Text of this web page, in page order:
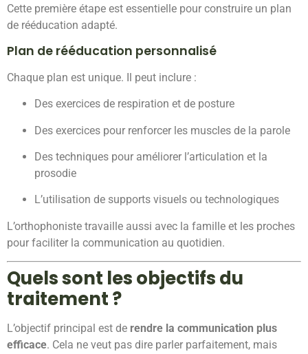
Cette première étape est essentielle pour construire un plan
de rééducation adapté.
Plan de rééducation personnalisé
Chaque plan est unique. Il peut inclure :
Des exercices de respiration et de posture
Des exercices pour renforcer les muscles de la parole
Des techniques pour améliorer l’articulation et la
prosodie
L’utilisation de supports visuels ou technologiques
L’orthophoniste travaille aussi avec la famille et les proches
pour faciliter la communication au quotidien.
Quels sont les objectifs du
traitement ?
L’objectif principal est de rendre la communication plus
efficace. Cela ne veut pas dire parler parfaitement, mais